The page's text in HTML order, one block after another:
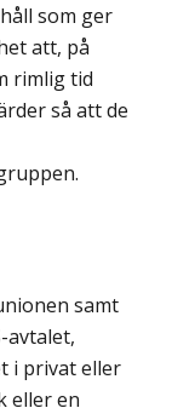
som ger
att, på
rimlig tid
så att de
samt
avtalet,
i privat eller
eller en